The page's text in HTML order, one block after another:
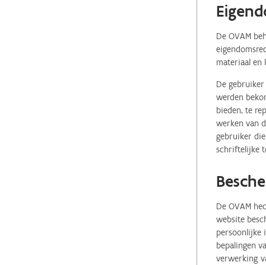
De OVAM
materiaal en
De
werden
bieden, te
werken van
gebruiker
schriftelijke
De OVAM
website
persoonlijke
bepalingen
verwerking